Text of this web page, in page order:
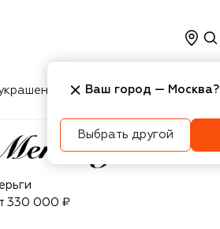
Косметика Интерьер
330 000 ₽
Ваш город — Москва?
Выбрать другой